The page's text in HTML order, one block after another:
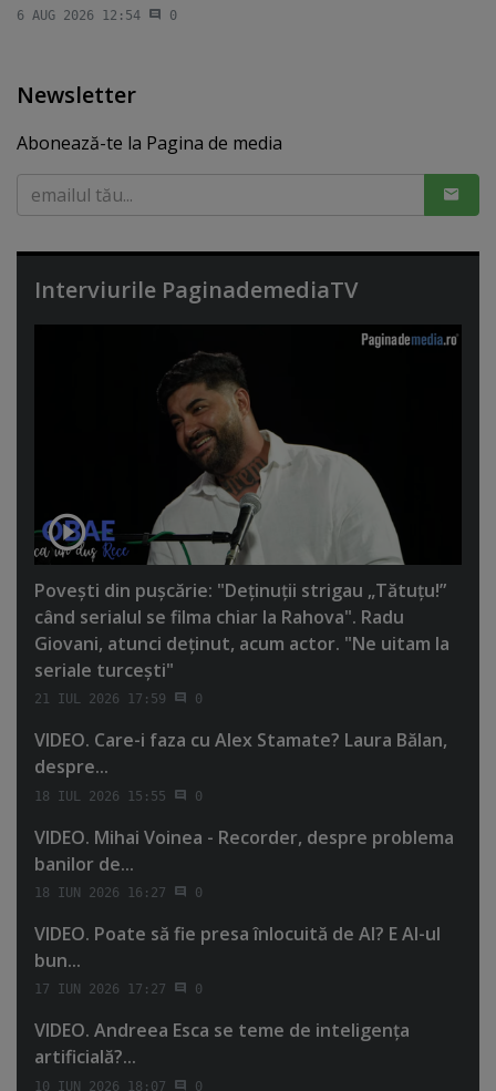
6 AUG 2026 12:54 0
Newsletter
Abonează-te la Pagina de media
Interviurile PaginademediaTV
Poveşti din puşcărie: "Deţinuţii strigau „Tătuţu!”
când serialul se filma chiar la Rahova". Radu
Giovani, atunci deţinut, acum actor. "Ne uitam la
seriale turceşti"
21 IUL 2026 17:59 0
VIDEO. Care-i faza cu Alex Stamate? Laura Bălan,
despre...
18 IUL 2026 15:55 0
VIDEO. Mihai Voinea - Recorder, despre problema
banilor de...
18 IUN 2026 16:27 0
VIDEO. Poate să fie presa înlocuită de AI? E AI-ul
bun...
17 IUN 2026 17:27 0
VIDEO. Andreea Esca se teme de inteligenţa
artificială?...
10 IUN 2026 18:07 0